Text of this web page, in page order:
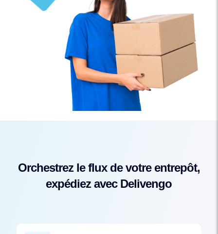
Orchestrez le flux de votre entrepôt,
expédiez avec Delivengo